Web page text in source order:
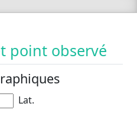
point observé
Lat.